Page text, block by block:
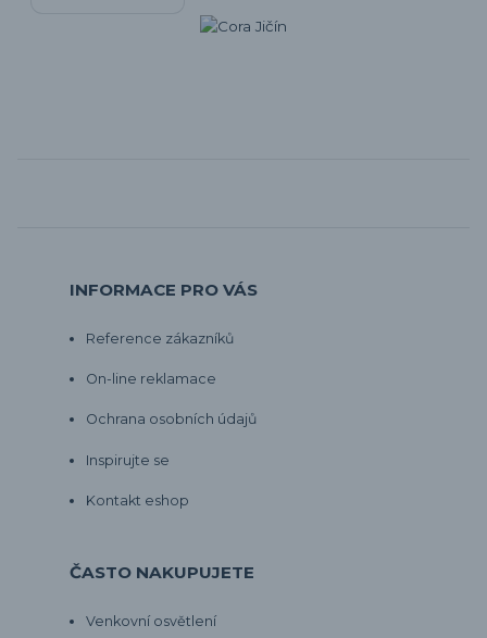
INFORMACE PRO VÁS
Reference zákazníků
On-line reklamace
Ochrana osobních údajů
Inspirujte se
Kontakt eshop
ČASTO NAKUPUJETE
Venkovní osvětlení